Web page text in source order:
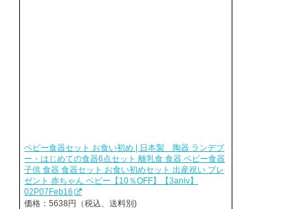
ベビー食器セット お食い初め | 日本製 陶器 ランデブ
ー・はじめての食器6点セット 離乳食 食器 ベビー食器
子供 食器 食器セット お食い初めセット 出産祝い プレ
ゼント 赤ちゃん ベビー【10％OFF】【3aniv】
02P07Feb16
価格：5638円（税込、送料別)